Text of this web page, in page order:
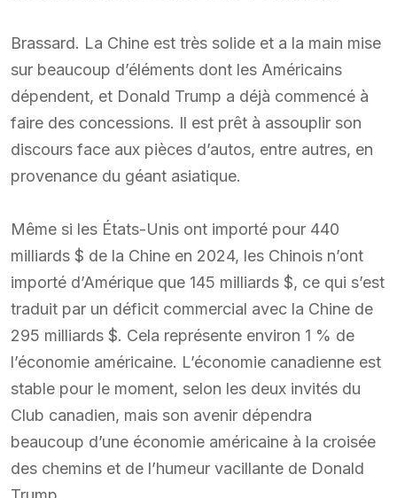
Brassard. La Chine est très solide et a la main mise
sur beaucoup d’éléments dont les Américains
dépendent, et Donald Trump a déjà commencé à
faire des concessions. Il est prêt à assouplir son
discours face aux pièces d’autos, entre autres, en
provenance du géant asiatique.
Même si les États-Unis ont importé pour 440
milliards $ de la Chine en 2024, les Chinois n’ont
importé d’Amérique que 145 milliards $, ce qui s’est
traduit par un déficit commercial avec la Chine de
295 milliards $. Cela représente environ 1 % de
l’économie américaine. L’économie canadienne est
stable pour le moment, selon les deux invités du
Club canadien, mais son avenir dépendra
beaucoup d’une économie américaine à la croisée
des chemins et de l’humeur vacillante de Donald